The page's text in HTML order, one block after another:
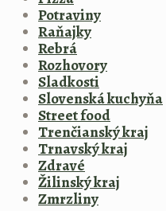
Potraviny
Raňajky
Rebrá
Rozhovory
Sladkosti
Slovenská kuchyňa
Street food
Trenčianský kraj
Trnavský kraj
Zdravé
Žilinský kraj
Zmrzliny